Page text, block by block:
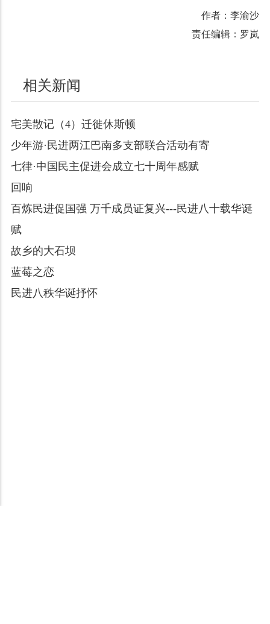
作者：李渝沙
责任编辑：罗岚
相关新闻
宅美散记（4）迁徙休斯顿
少年游·民进两江巴南多支部联合活动有寄
七律·中国民主促进会成立七十周年感赋
回响
百炼民进促国强 万千成员证复兴---民进八十载华诞
赋
故乡的大石坝
蓝莓之恋
民进八秩华诞抒怀